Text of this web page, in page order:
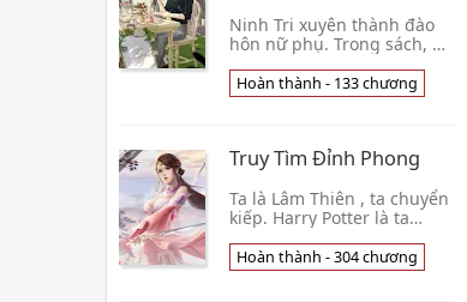
Ninh Tri xuyên thành đào
hôn nữ phụ. Trong sách, nữ
sống thành ngọt văn. Mà
đồng dạng gả vào hào môn
Hoàn thành - 133 chương
Truy Tìm Đỉnh Phong
Ta là Lâm Thiên , ta chuyển
kiếp. Harry Potter là ta
cùng ta có thù oán ,
Voldemort bình thường
Hoàn thành - 304 chương